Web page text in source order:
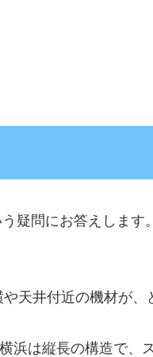
疑問にお答えします
天井付近の機材が、
浜は縦長の構造で、